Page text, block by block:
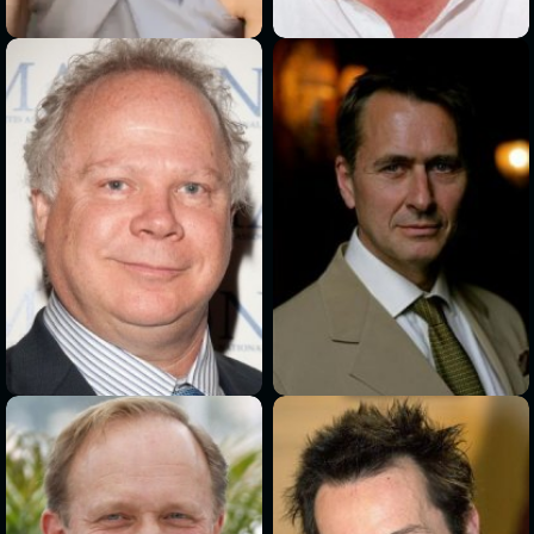
> >
> >